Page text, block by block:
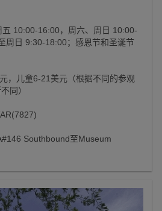
10:00-16:00，周六、周日 10:00-
周日 9:30-18:00；感恩节和圣诞节
，儿童6-21美元（根据不同的参观
同）
Southbound至Museum